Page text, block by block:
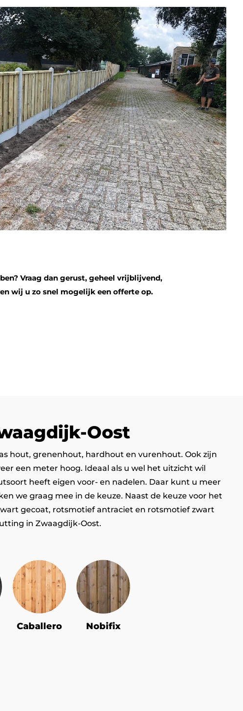
Vraag dan gerust, geheel vrijblijvend,
wij u zo snel mogelijk een offerte op.
Oost
hout, grenenhout, hardhout en vurenhout. Ook zijn
een meter hoog. Ideaal als u wel het uitzicht wil
heeft eigen voor- en nadelen. Daar kunt u meer
we graag mee in de keuze. Naast de keuze voor het
gecoat, rotsmotief antraciet en rotsmotief zwart
in Zwaagdijk-Oost.
Caballero Nobifix